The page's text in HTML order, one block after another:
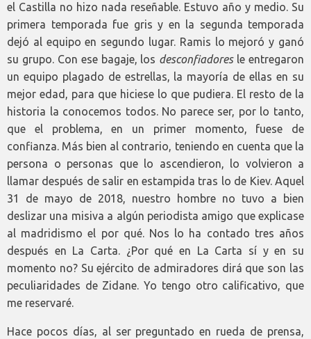
el Castilla no hizo nada reseñable. Estuvo año y medio. Su
primera temporada fue gris y en la segunda temporada
dejó al equipo en segundo lugar. Ramis lo mejoró y ganó
su grupo. Con ese bagaje, los desconfiadoresle entregaron
un equipo plagado de estrellas, la mayoría de ellas en su
mejor edad, para que hiciese lo que pudiera. El resto de la
historia la conocemos todos. No parece ser, por lo tanto,
que el problema, en un primer momento, fuese de
confianza. Más bien al contrario, teniendo en cuenta que la
persona o personas que lo ascendieron, lo volvieron a
llamar después de salir en estampida tras lo de Kiev. Aquel
31 de mayo de 2018, nuestro hombre no tuvo a bien
deslizar una misiva a algún periodista amigo que explicase
al madridismo el por qué. Nos lo ha contado tres años
después en La Carta. ¿Por qué en La Carta sí y en su
momento no? Su ejército de admiradores dirá que son las
peculiaridades de Zidane. Yo tengo otro calificativo, que
me reservaré.
Hace pocos días, al ser preguntado en rueda de prensa,